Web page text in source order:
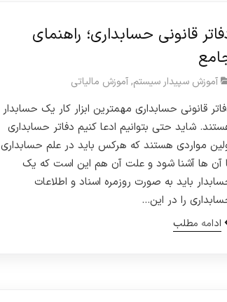
قانونی حسابداری؛ راهنمای
آموزش سپیدار سیستم,آموزش مالیاتی
قانونی حسابداری مهمترین ابزار کار یک حسابدار
شاید حتی بتوانیم ادعا کنیم دفاتر حسابداری
مواردی هستند که هرکس باید در علم حسابداری
آن ها آشنا شود و علت آن هم این است که یک
باید به صورت روزمره اسناد و اطلاعات
را در این…
ادامه مطلب